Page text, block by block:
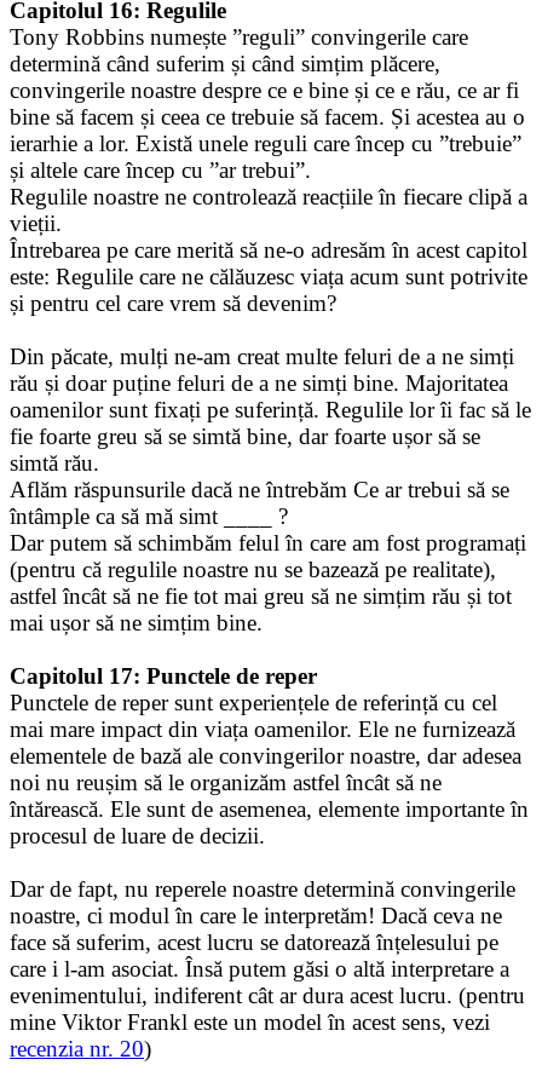
Capitolul 16: Regulile
Tony Robbins numește ”reguli” convingerile care
determină când suferim și când simțim plăcere,
convingerile noastre despre ce e bine și ce e rău, ce ar fi
bine să facem și ceea ce trebuie să facem. Și acestea au o
ierarhie a lor. Există unele reguli care încep cu ”trebuie”
și altele care încep cu ”ar trebui”.
Regulile noastre ne controlează reacțiile în fiecare clipă a
vieții.
Întrebarea pe care merită să ne-o adresăm în acest capitol
este: Regulile care ne călăuzesc viața acum sunt potrivite
și pentru cel care vrem să devenim?
Din păcate, mulți ne-am creat multe feluri de a ne simți
rău și doar puține feluri de a ne simți bine. Majoritatea
oamenilor sunt fixați pe suferință. Regulile lor îi fac să le
fie foarte greu să se simtă bine, dar foarte ușor să se
simtă rău.
Aflăm răspunsurile dacă ne întrebăm Ce ar trebui să se
întâmple ca să mă simt ____ ?
Dar putem să schimbăm felul în care am fost programați
(pentru că regulile noastre nu se bazează pe realitate),
astfel încât să ne fie tot mai greu să ne simțim rău și tot
mai ușor să ne simțim bine.
Capitolul 17: Punctele de reper
Punctele de reper sunt experiențele de referință cu cel
mai mare impact din viața oamenilor. Ele ne furnizează
elementele de bază ale convingerilor noastre, dar adesea
noi nu reușim să le organizăm astfel încât să ne
întărească. Ele sunt de asemenea, elemente importante în
procesul de luare de decizii.
Dar de fapt, nu reperele noastre determină convingerile
noastre, ci modul în care le interpretăm! Dacă ceva ne
face să suferim, acest lucru se datorează înțelesului pe
care i l-am asociat. Însă putem găsi o altă interpretare a
evenimentului, indiferent cât ar dura acest lucru. (pentru
mine Viktor Frankl este un model în acest sens, vezi
recenzia nr. 20)